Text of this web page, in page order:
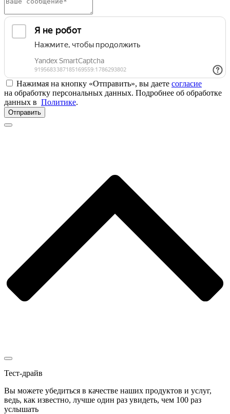
Нажимая на кнопку «Отправить», вы даете согласие
на обработку персональных данных. Подробнее об обработке
данных в Политике.
Отправить
Тест-драйв
Вы можете убедиться в качестве наших продуктов и услуг,
ведь, как известно, лучше один раз увидеть, чем 100 раз
услышать